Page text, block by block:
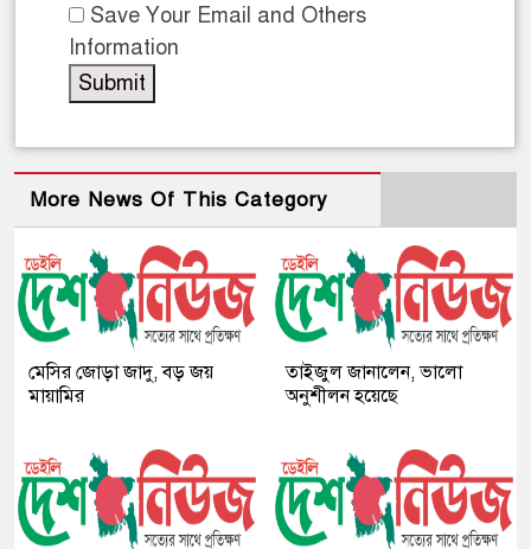
Save Your Email and Others
Information
More News Of This Category
মেসির জোড়া জাদু, বড় জয়
মায়ামির
তাইজুল জানালেন, ভালো
অনুশীলন হয়েছে